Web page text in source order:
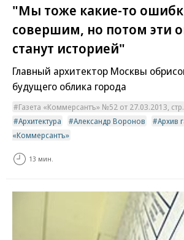
"Мы тоже какие-то
совершим, но потом эти
станут историей"
Главный архитектор Москвы
будущего облика города
Газета «Коммерсантъ» №52 от 27.03.2013, стр.
Архитектура
Александр Воронов
Архив
«Коммерсантъ»
13 мин.